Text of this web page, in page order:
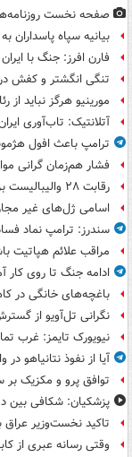
صفحه نخست روزنامه‌های شنبه
بیانیه سپاه پاسداران
فارن افرز: جنگ با
تنگی انگشتر و کفش
مورینیو هرگز نباید از
آتلانتیک: تاب‌آوری
ترامپ باعث افول
فشار هم‌زمان گرانی
رقابت ۲۸ والیبالیست برای حضور در فهرست نهایی تیم ملی
اسامی ژل‌های غیر
سندرز: ترامپ نماد
مراقب علائم هپاتیت
ادامه جنگ تا روی کار
باغچه‌های خانگی در
نگرانی تل‌آویو از
نیویورک تایمز: غرب
آیا از نفوذ نتانیاهو
توافق پرو و مکزیک بر
پزشکیان: شکافی بین
تاکید نخست‌وزیر عراق
وقتی رسانه عبری از